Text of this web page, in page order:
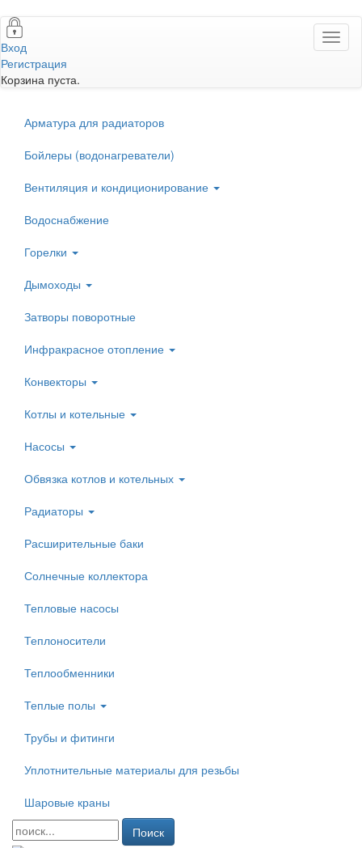
Перейти
к
основному
содержанию
Вход
Регистрация
Корзина пуста.
Арматура для радиаторов
Бойлеры (водонагреватели)
Вентиляция и кондиционирование
Водоснабжение
Горелки
Дымоходы
Затворы поворотные
Инфракрасное отопление
Конвекторы
Котлы и котельные
Насосы
Обвязка котлов и котельных
Радиаторы
Расширительные баки
Солнечные коллектора
Тепловые насосы
Теплоносители
Теплообменники
Теплые полы
Трубы и фитинги
Уплотнительные материалы для резьбы
Шаровые краны
Поиск